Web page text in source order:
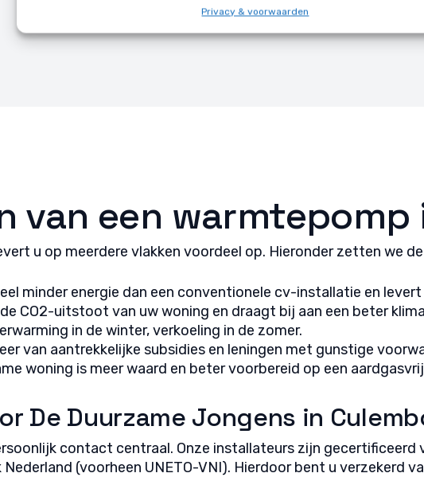
Gegevens uit andere gegevensbronnen met elkaar matchen en combineren,
Privacy & voorwaardeninstallatie en
van een warmtepomp
u op meerdere vlakken voordeel op. Hieronder zetten we
minder energie dan een conventionele cv-installatie en
CO2-uitstoot van uw woning en draagt bij aan een beter
in de winter, verkoeling in de zomer.
van aantrekkelijke subsidies en leningen met gunstige
woning is meer waard en beter voorbereid op een
De Duurzame Jongens in
contact centraal. Onze installateurs zijn gecertificeerd
(voorheen UNETO-VNI). Hierdoor bent u verzekerd